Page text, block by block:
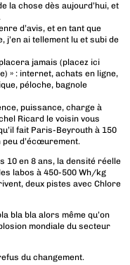
la chose dès aujourd’hui, et
d’avis, et en tant que
j’en ai tellement lu et subi de
jamais (placez ici
» : internet, achats en ligne,
péloche, bagnole
puissance, charge à
Ricard le voisin vous
fait Paris-Beyrouth à 150
peu d’écœurement.
10 en 8 ans, la densité réelle
labos à 450-500 Wh/kg
deux pistes avec Chlore
bla bla alors même qu’on
mondiale du secteur
du changement.